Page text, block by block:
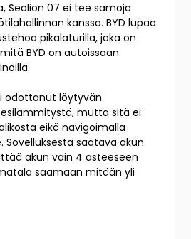
Sealion 07 ei tee samoja
kanssa. BYD lupaa
pikalaturilla, joka on
BYD on autoissaan
odottanut löytyvän
mutta sitä ei
eikä navigoimalla
Sovelluksesta saatava akun
akun vain 4 asteeseen
saamaan mitään yli